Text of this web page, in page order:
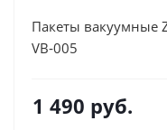
Пакеты вакуумные
VB‑005
1 490 руб.